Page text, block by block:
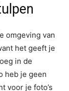
omgeving van
het geeft je
in de
heb je geen
voor je foto’s